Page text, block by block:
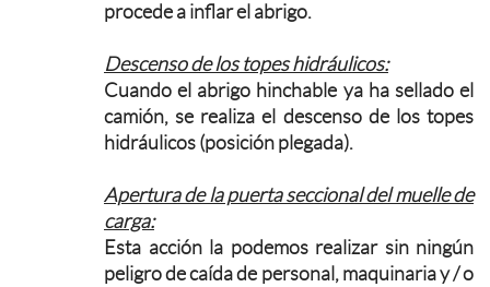
procede a inflar el abrigo.
Descenso de los topes hidráulicos:
Cuando el abrigo hinchable ya ha sellado el
camión, se realiza el descenso de los topes
hidráulicos (posición plegada).
Apertura de la puerta seccional del muelle de
carga:
Esta acción la podemos realizar sin ningún
peligro de caída de personal, maquinaria y / o